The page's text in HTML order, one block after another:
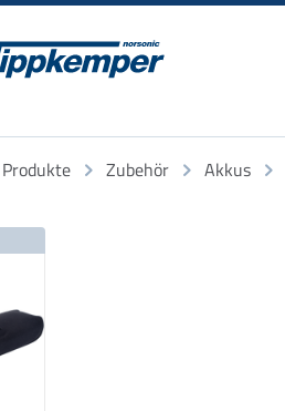
Produkte Zubehör Akkus